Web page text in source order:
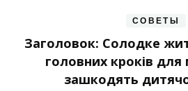
СОВЕТЫ
Заголовок: Солодке
головних кроків для
зашкодять